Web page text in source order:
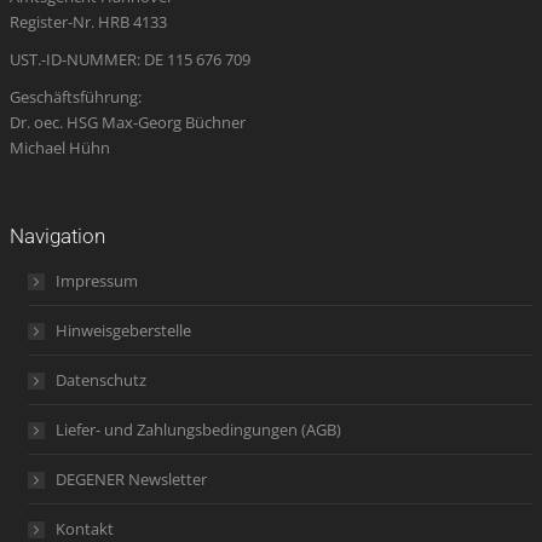
Register-Nr. HRB 4133
UST.-ID-NUMMER: DE 115 676 709
Geschäftsführung:
Dr. oec. HSG Max-Georg Büchner
Michael Hühn
Navigation
Impressum
Hinweisgeberstelle
Datenschutz
Liefer- und Zahlungsbedingungen (AGB)
DEGENER Newsletter
Kontakt